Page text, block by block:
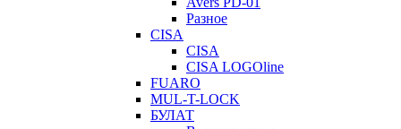
Разное
CISA
CISA
CISA LOGOline
FUARO
MUL-T-LOCK
БУЛАТ